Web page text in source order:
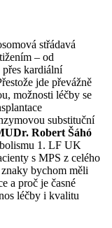
střádavá
–⁠ od
kardiální
jde převážně
možnosti léčby se
substituční
Robert Šáhó
1. LF UK
s MPS z celého
bychom měli
a proč je časné
léčby i kvalitu